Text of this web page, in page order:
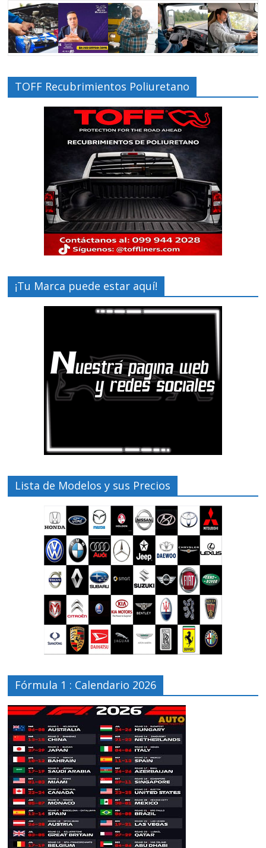
TOFF Recubrimientos Poliuretano
¡Tu Marca puede estar aquí!
Lista de Modelos y sus Precios
Fórmula 1 : Calendario 2026